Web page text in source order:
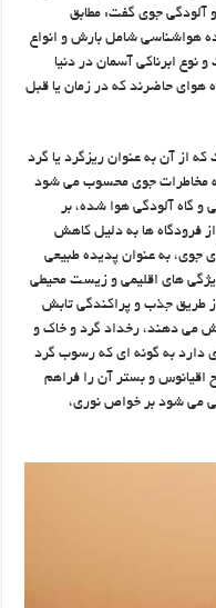
آلودگی جوی گفت: مطابق
سازمان هواشناسی جهانی، ۱۰۰ پدیده‌ هواشناسی شامل بارش ‌و انواع
نوع ابرناکی آسمان در دنیا
هوای حاضرند که در زمان یا قبل
که از آن به‌ عنوان ریزگرد یا گرد
‌مخاطرات جوی محسوب می شود
گاه ‌آلودگی هوا شده، بر
فرودگاه ها به دلیل کاهش
جوی، به عنوان پدیده ‌طبیعی
های اقلیمی و زیست ‌محیطی
طریق ‌جذب و پراکندگی تابش
می دهند، رخداد گرد و ‌خاک و
دارد به گونه ای که رسوب گرد
و بستر آن را فراهم
می شود بر خواص نوری،